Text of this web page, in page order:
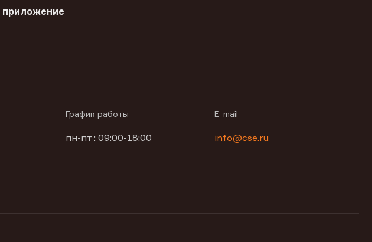
приложение
График работы
пн-пт : 09:00-18:00
E-mail
info@cse.ru